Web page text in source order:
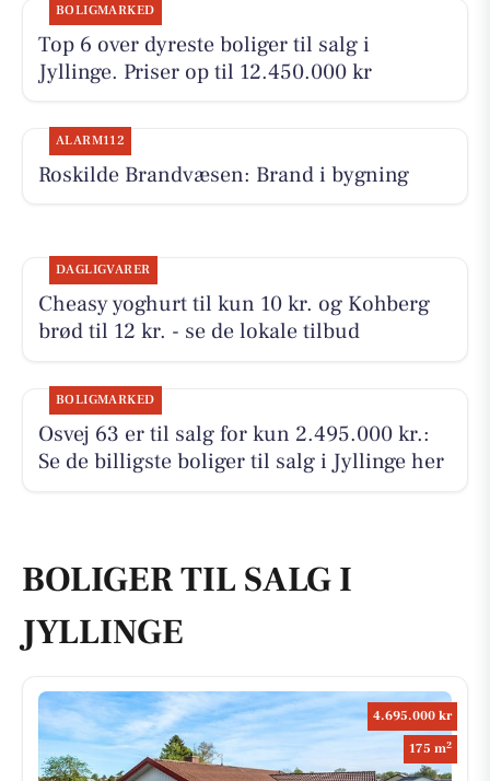
BOLIGMARKED
Top 6 over dyreste boliger til salg i
Jyllinge. Priser op til 12.450.000 kr
ALARM112
Roskilde Brandvæsen: Brand i bygning
DAGLIGVARER
Cheasy yoghurt til kun 10 kr. og Kohberg
brød til 12 kr. - se de lokale tilbud
BOLIGMARKED
Osvej 63 er til salg for kun 2.495.000 kr.:
Se de billigste boliger til salg i Jyllinge her
BOLIGER TIL SALG I
JYLLINGE
4.695.000 kr
175 m2